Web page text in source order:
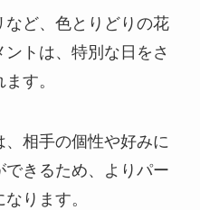
ど、色とりどりの花
トは、特別な日をさ
す。
相手の個性や好みに
きるため、よりパー
ります。